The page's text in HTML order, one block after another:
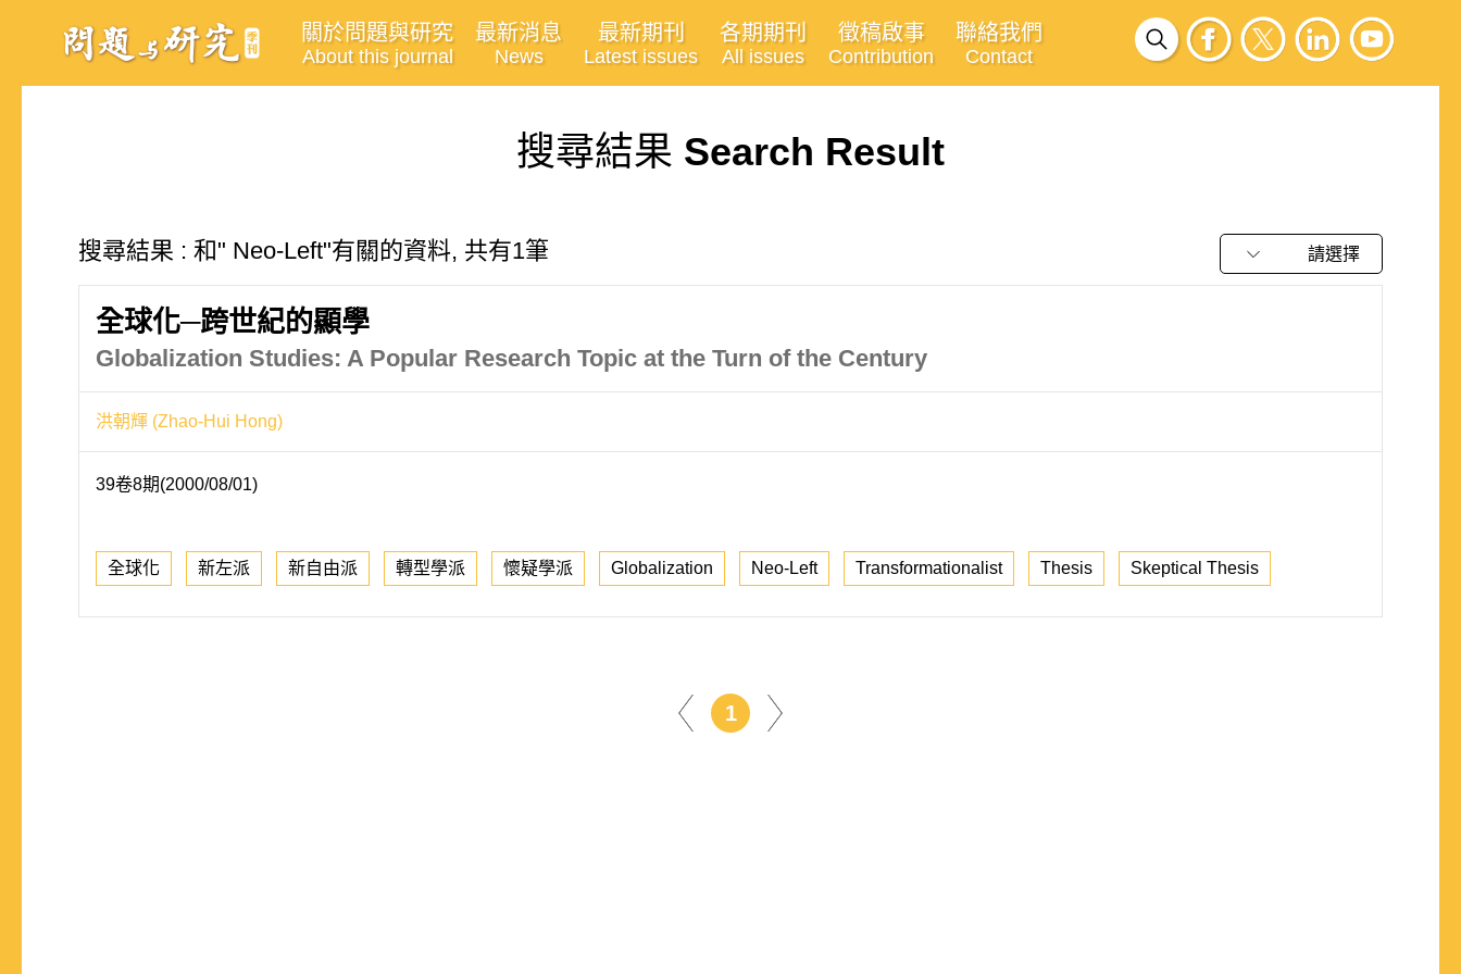
關於問題與研究
About this journal
最新消息
News
最新期刊
Latest issues
各期期刊
All issues
徵稿啟事
Contribution
聯絡我們
Contact
搜尋結果 Search Result
搜尋結果 : 和" Neo-Left"有關的資料, 共有1筆 請選擇
全球化─跨世紀的顯學
Globalization Studies: A Popular Research Topic at the Turn of the Century
洪朝輝 (Zhao-Hui Hong)
39卷8期(2000/08/01)
全球化 新左派 新自由派 轉型學派 懷疑學派 Globalization Neo-Left Transformationalist Thesis Skeptical Thesis
1